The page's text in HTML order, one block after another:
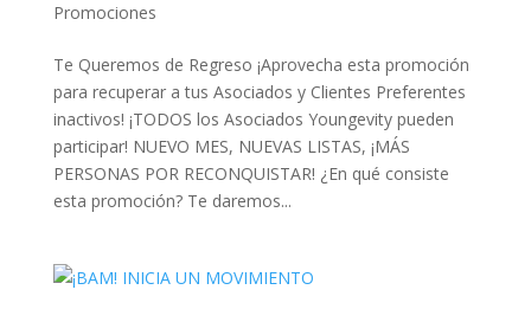
Promociones
Te Queremos de Regreso ¡Aprovecha esta promoción
para recuperar a tus Asociados y Clientes Preferentes
inactivos! ¡TODOS los Asociados Youngevity pueden
participar! NUEVO MES, NUEVAS LISTAS, ¡MÁS
PERSONAS POR RECONQUISTAR! ¿En qué consiste
esta promoción? Te daremos...